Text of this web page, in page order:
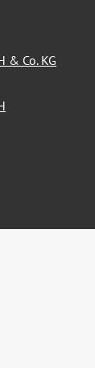
& Co. KG